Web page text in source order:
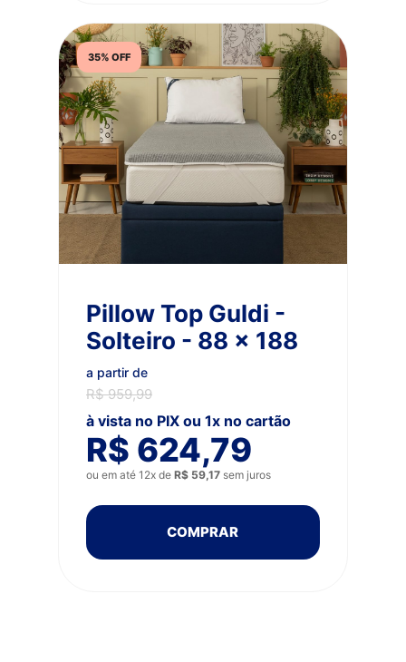
35% OFF
Pillow Top Guldi -
Solteiro - 88 x 188
a partir de
R$ 959,99
à vista no PIX ou 1x no cartão
R$ 624,79
ou em até 12x de R$ 59,17sem juros
COMPRAR